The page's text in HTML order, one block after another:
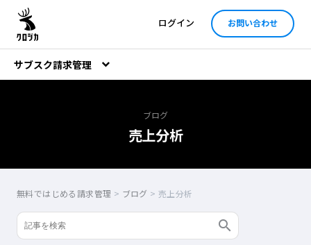
ログイン お問い合わせ
サブスク請求管理
ブログ
売上分析
無料ではじめる請求管理 > ブログ >売上分析